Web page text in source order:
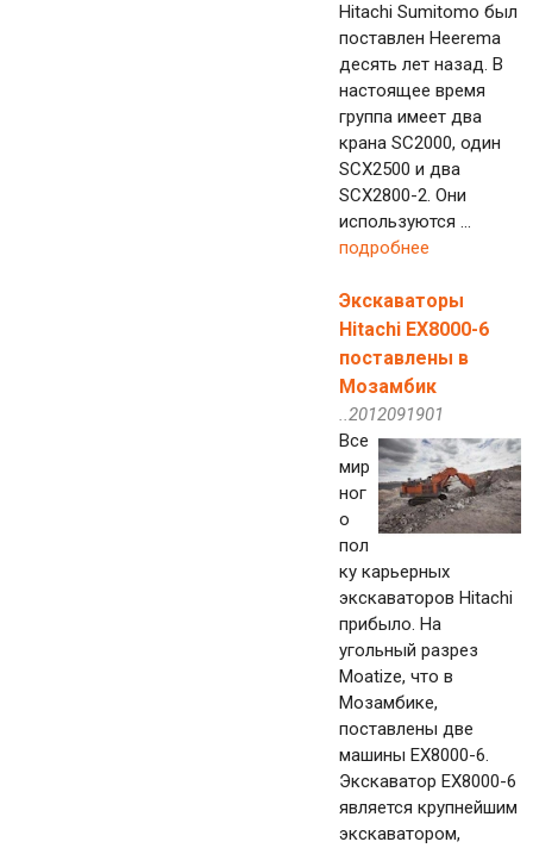
Hitachi Sumitomo был
поставлен Heerema
десять лет назад. В
настоящее время
группа имеет два
крана SC2000, один
SCX2500 и два
SCX2800-2. Они
используются ...
подробнее
Экскаваторы
Hitachi EX8000-6
поставлены в
Мозамбик
..2012091901
Все
мир
ног
о
пол
ку карьерных
экскаваторов Hitachi
прибыло. На
угольный разрез
Moatize, что в
Мозамбике,
поставлены две
машины EX8000-6.
Экскаватор EX8000-6
является крупнейшим
экскаватором,